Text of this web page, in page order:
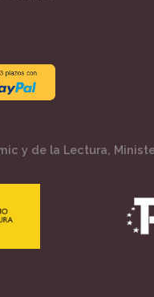
y de la Lectura,